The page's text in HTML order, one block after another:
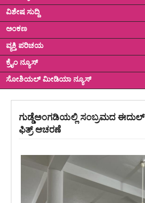
ವಿಶೇಷ ಸುದ್ದಿ
ಅಂಕಣ
ವ್ಯಕ್ತಿ ಪರಿಚಯ
ಕ್ರೈಂ ನ್ಯೂಸ್
ಸೋಶಿಯಲ್ ಮೀಡಿಯಾ ನ್ಯೂಸ್
ಗುಡ್ಡೆಅಂಗಡಿಯಲ್ಲಿ ಸಂಬ್ರಮದ ಈದುಲ್
ಫಿತ್ರ್ ಆಚರಣೆ